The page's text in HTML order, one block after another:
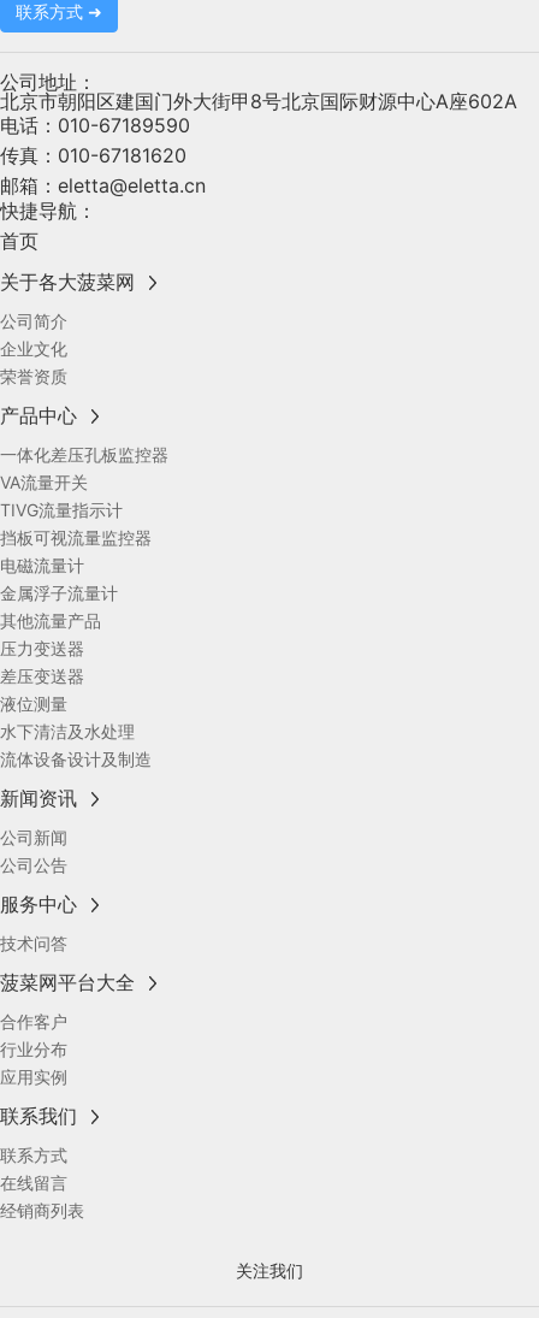
联系方式 ➜
公司地址：
北京市朝阳区建国门外大街甲8号北京国际财源中心A座602A
电话： 010-67189590
传真： 010-67181620
邮箱： eletta@eletta.cn
快捷导航：
首页
关于各大菠菜网
公司简介
企业文化
荣誉资质
产品中心
一体化差压孔板监控器
VA流量开关
TIVG流量指示计
挡板可视流量监控器
电磁流量计
金属浮子流量计
其他流量产品
压力变送器
差压变送器
液位测量
水下清洁及水处理
流体设备设计及制造
新闻资讯
公司新闻
公司公告
服务中心
技术问答
菠菜网平台大全
合作客户
行业分布
应用实例
联系我们
联系方式
在线留言
经销商列表
关注我们